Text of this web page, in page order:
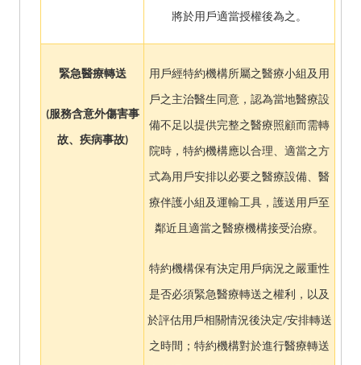
將於用戶適當授權後為之。
緊急醫療轉送
(服務含意外傷害事
故、疾病事故)
用戶經特約機構所屬之醫療小組及用
戶之主治醫生同意，認為當地醫療設
備不足以提供完整之醫療照顧而需轉
院時，特約機構應以合理、適當之方
式為用戶安排以必要之醫療設備、醫
療伴護小組及運輸工具，護送用戶至
鄰近且適當之醫療機構接受治療。
特約機構保有決定用戶病況之嚴重性
是否必須緊急醫療轉送之權利，以及
於評估用戶相關情況後決定/安排轉送
之時間；特約機構對於進行醫療轉送